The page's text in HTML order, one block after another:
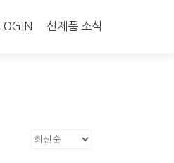
LOGIN 신제품 소식